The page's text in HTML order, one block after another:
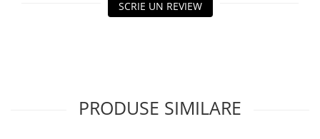
SCRIE UN REVIEW
PRODUSE SIMILARE